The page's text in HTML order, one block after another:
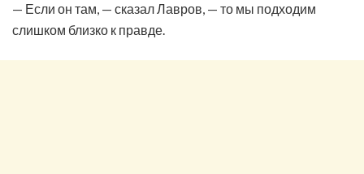
— Если он там, — сказал Лавров, — то мы подходим
слишком близко к правде.